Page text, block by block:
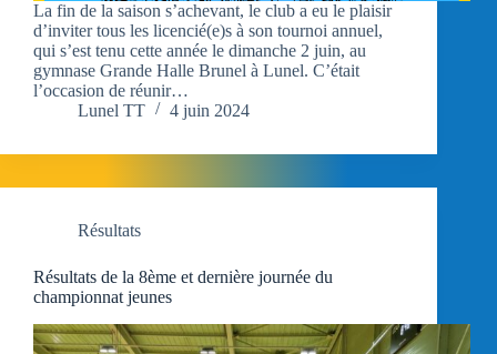
La fin de la saison s’achevant, le club a eu le plaisir
d’inviter tous les licencié(e)s à son tournoi annuel,
qui s’est tenu cette année le dimanche 2 juin, au
gymnase Grande Halle Brunel à Lunel. C’était
l’occasion de réunir…
Lunel TT
4 juin 2024
Résultats
Résultats de la 8ème et dernière journée du
championnat jeunes